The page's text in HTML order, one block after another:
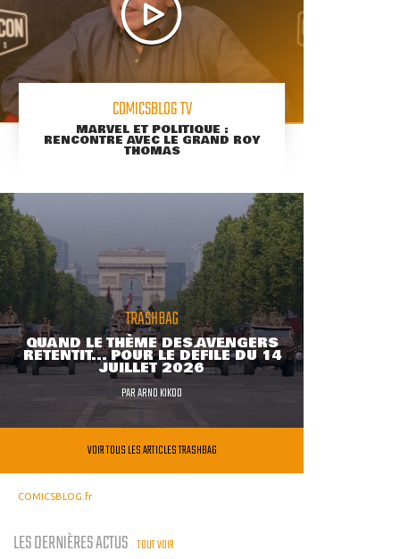
COMICSBLOG TV
MARVEL ET POLITIQUE :
RENCONTRE AVEC LE GRAND ROY
THOMAS
TRASHBAG
QUAND LE THÈME DES AVENGERS
RETENTIT... POUR LE DÉFILÉ DU 14
JUILLET 2026
PARARNO KIKOO
VOIR TOUS LES ARTICLES TRASHBAG
COMICSBLOG.fr
LES DERNIÈRES ACTUS TOUT VOIR